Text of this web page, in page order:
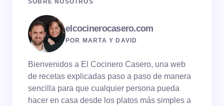
elcocinerocasero.com
POR MARTA Y DAVID
Bienvenidos a El Cocinero Casero, una web
de recetas explicadas paso a paso de manera
sencilla para que cualquier persona pueda
hacer en casa desde los platos más simples a